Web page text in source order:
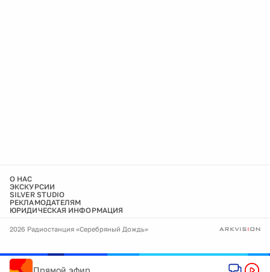
О НАС
ЭКСКУРСИИ
SILVER STUDIO
РЕКЛАМОДАТЕЛЯМ
ЮРИДИЧЕСКАЯ ИНФОРМАЦИЯ
2026 Радиостанция «Серебряный Дождь»
Прямой эфир